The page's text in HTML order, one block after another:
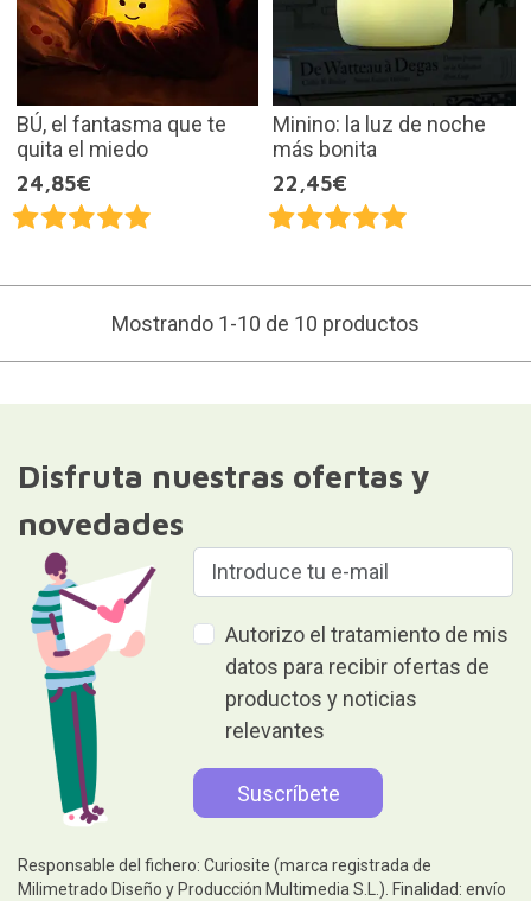
BÚ, el fantasma que te
quita el miedo
24,85€
Minino: la luz de noche
más bonita
22,45€
Mostrando 1-10 de 10 productos
Disfruta nuestras ofertas y
novedades
Autorizo el tratamiento de mis
datos para recibir ofertas de
productos y noticias
relevantes
Responsable del fichero: Curiosite (marca registrada de
Milimetrado Diseño y Producción Multimedia S.L.). Finalidad: envío